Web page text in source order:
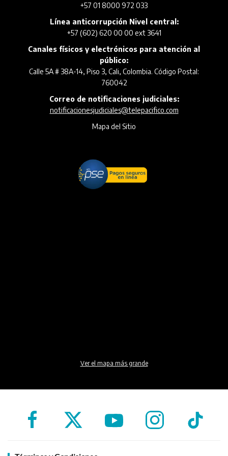
+57 01 8000 972 033
Línea anticorrupción Nivel central:
+57 (602) 620 00 00 ext 3641
Canales físicos y electrónicos para atención al
público:
Calle 5A # 38A-14, Piso 3, Cali, Colombia. Código Postal:
760042
Correo de notificaciones judiciales:
notificacionesjudiciales@telepacifico.com
Mapa del Sitio
Ver el mapa más grande